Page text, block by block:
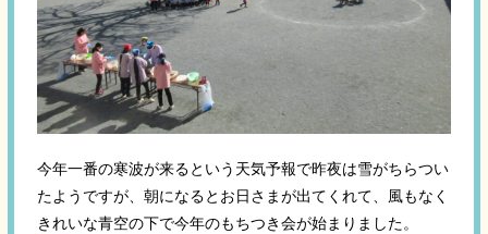
今年一番の寒波が来るという天気予報で昨夜は雪がちらつい
たようですが、朝になるとお日さまが出てくれて、風もなく
きれいな青空の下で今年のもちつき会が始まりました。